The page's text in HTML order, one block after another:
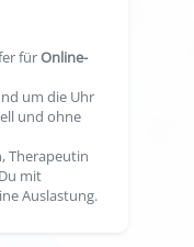
fürOnline-
um die Uhr
und ohne
Therapeutin
mit
Auslastung.